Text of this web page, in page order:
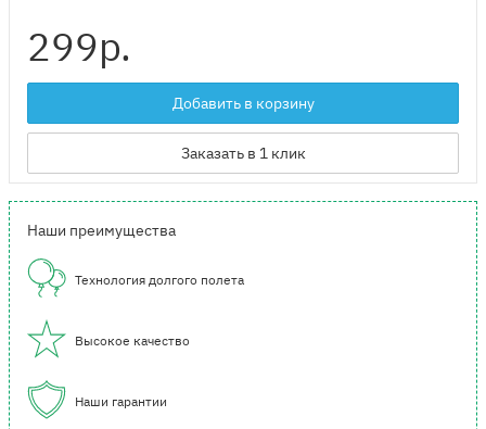
299р.
Добавить в корзину
Заказать в 1 клик
Наши преимущества
Технология долгого полета
Высокое качество
Наши гарантии